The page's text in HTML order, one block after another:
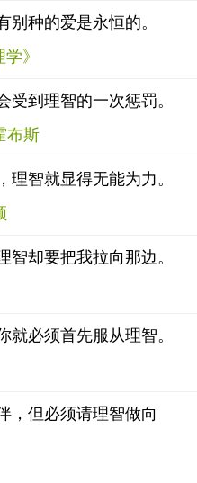
别种的爱是永恒的。
》
受到理智的一次惩罚。
布斯
理智就显得无能为力。
智却要把我拉向那边。
就必须首先服从理智。
，但必须请理智做向